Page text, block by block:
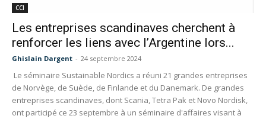
CCI
Les entreprises scandinaves cherchent à
renforcer les liens avec l’Argentine lors...
Ghislain Dargent - 24 septembre 2024
Le séminaire Sustainable Nordics a réuni 21 grandes entreprises
de Norvège, de Suède, de Finlande et du Danemark. De grandes
entreprises scandinaves, dont Scania, Tetra Pak et Novo Nordisk,
ont participé ce 23 septembre à un séminaire d'affaires visant à